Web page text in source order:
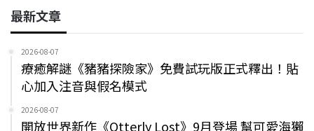
最新文章
2026-08-07
療癒解謎《豬豬探險家》免費試玩版正式釋出！貼
心加入注音與假名模式
2026-08-07
開放世界新作《Otterly Lost》9月登場 幫可愛海獺